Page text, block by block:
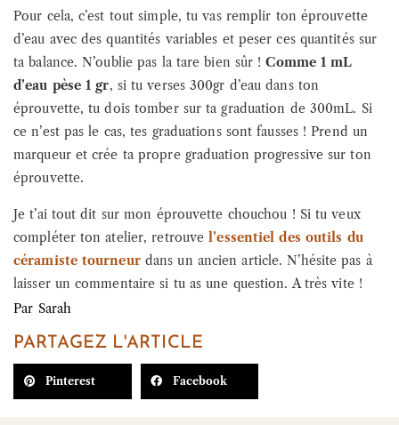
Pour cela, c’est tout simple, tu vas remplir ton éprouvette
d’eau avec des quantités variables et peser ces quantités sur
ta balance. N’oublie pas la tare bien sûr ! Comme 1 mL
d’eau pèse 1 gr, si tu verses 300gr d’eau dans ton
éprouvette, tu dois tomber sur ta graduation de 300mL. Si
ce n’est pas le cas, tes graduations sont fausses ! Prend un
marqueur et crée ta propre graduation progressive sur ton
éprouvette.
Je t’ai tout dit sur mon éprouvette chouchou ! Si tu veux
compléter ton atelier, retrouvel’essentiel des outils du
céramiste tourneurdans un ancien article. N’hésite pas à
laisser un commentaire si tu as une question. A très vite !
Par Sarah
PARTAGEZ L'ARTICLE
Pinterest Facebook